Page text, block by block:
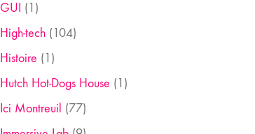
GUI (1)
High-tech(104)
Histoire (1)
Hutch Hot-Dogs House (1)
Ici Montreuil (77)